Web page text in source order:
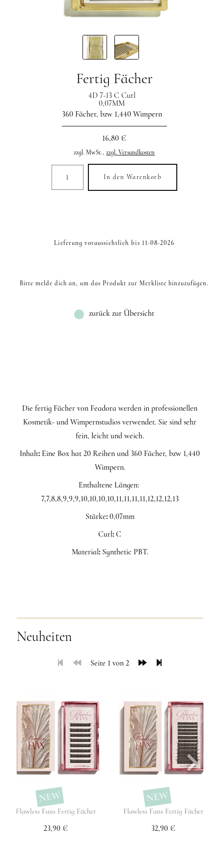
Fertig Fächer
4D 7-13 C Curl
0,07MM
360 Fächer, bzw 1,440 Wimpern
16,80 €
zzgl. MwSt., zzgl. Versandkosten
In den Warenkorb
Lieferung voraussichtlich bis 11-08-2026
Bitte melde dich an, um das Produkt zur Merkliste hinzuzufügen.
zurück zur Übersicht
Die fertig Fächer von Feadora werden in professionellen
Kosmetik- und Wimpernstudios verwendet. Sie sind sehr
fein, leicht und weich.
Inhalt: Eine Box hat 20 Reihen und 360 Fächer, bzw 1,440
Wimpern.
Enthaltene Längen:
7,7,8,8,9,9,9,10,10,10,10,11,11,11,11,12,12,12,13
Stärke:0,07mm
Curl: C
Material:Synthetic PBT.
Neuheiten
Seite 1 von 2
NEW
Flawless Fans Fertig Fächer
23,90 €
NEW
Flawless Fans Fertig Fächer
32,90 €